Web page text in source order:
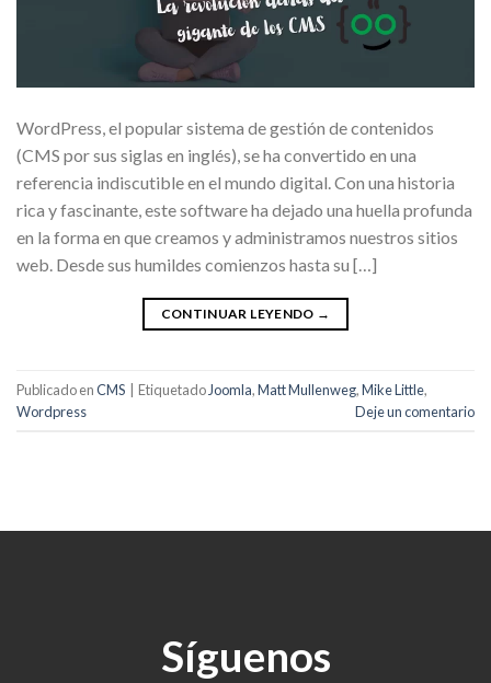
WordPress, el popular sistema de gestión de contenidos
(CMS por sus siglas en inglés), se ha convertido en una
referencia indiscutible en el mundo digital. Con una historia
rica y fascinante, este software ha dejado una huella profunda
en la forma en que creamos y administramos nuestros sitios
web. Desde sus humildes comienzos hasta su […]
CONTINUAR LEYENDO →
Publicado enCMS Etiquetado Joomla,Matt Mullenweg,Mike Little,
Wordpress
Deje un comentario
Síguenos